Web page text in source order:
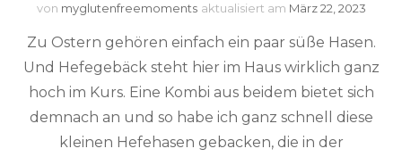
von myglutenfreemoments aktualisiert am März 22, 2023
Zu Ostern gehören einfach ein paar süße Hasen.
Und Hefegebäck steht hier im Haus wirklich ganz
hoch im Kurs. Eine Kombi aus beidem bietet sich
demnach an und so habe ich ganz schnell diese
kleinen Hefehasen gebacken, die in der